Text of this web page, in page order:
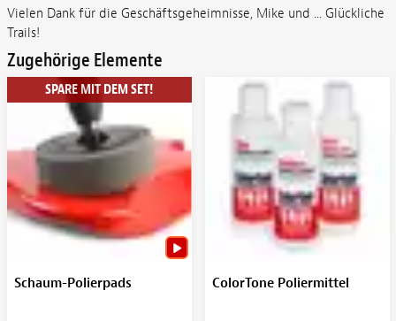
Vielen Dank für die Geschäftsgeheimnisse, Mike und ... Glückliche
Trails!
Zugehörige Elemente
SPARE MIT DEM SET!
Schaum-Polierpads ColorTone Poliermittel